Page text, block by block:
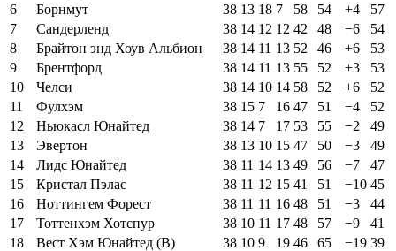
6
Борнмут 38 13 18 7 58 54 +4
57
7
Сандерленд 38 14 12 12 42 48 −6
54
8
Брайтон энд Хоув Альбион 38 14 11 13 52 46 +6
53
9
Брентфорд 38 14 11 13 55 52 +3
53
10
Челси 38 14 10 14 58 52 +6
52
11
Фулхэм 38 15 7 16 47 51 −4
52
12
Ньюкасл Юнайтед 38 14 7 17 53 55 −2
49
13
Эвертон 38 13 10 15 47 50 −3
49
14
Лидс Юнайтед 38 11 14 13 49 56 −7
47
15
Кристал Пэлас 38 11 12 15 41 51 −10 45
16
Ноттингем Форест 38 11 11 16 48 51 −3
44
17
Тоттенхэм Хотспур 38 10 11 17 48 57 −9
41
18
Вест Хэм Юнайтед (В) 38 10 9 19 46 65 −19 39